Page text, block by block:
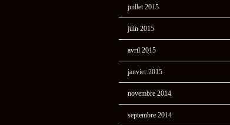
juillet 2015
juin 2015
avril 2015
janvier 2015
novembre 2014
septembre 2014